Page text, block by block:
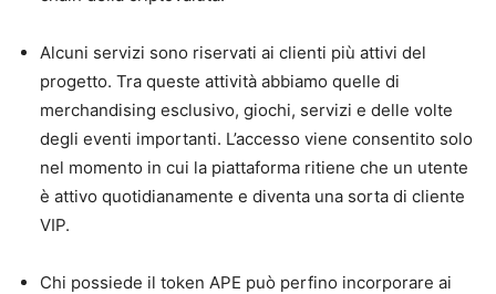
Alcuni servizi sono riservati ai clienti più attivi del
progetto. Tra queste attività abbiamo quelle di
merchandising esclusivo, giochi, servizi e delle volte
degli eventi importanti. L’accesso viene consentito solo
nel momento in cui la piattaforma ritiene che un utente
è attivo quotidianamente e diventa una sorta di cliente
VIP.
Chi possiede il token APE può perfino incorporare ai